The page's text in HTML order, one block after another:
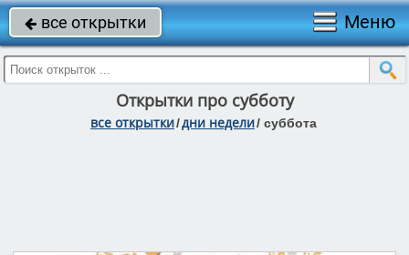
 все открытки Меню
Открытки про субботу
все открытки/дни недели/ суббота